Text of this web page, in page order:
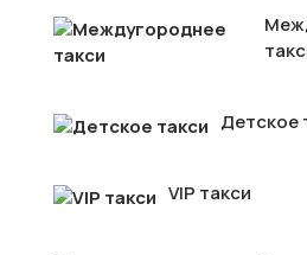
Детское
VIP такси